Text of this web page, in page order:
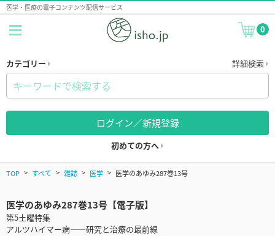
医学・医療の電子コンテンツ配信サービス
0
カテゴリー 詳細検索
ログイン／新規登録
初めての方へ
TOP すべて 雑誌 医学 医学のあゆみ287巻13号
医学のあゆみ287巻13号【電子版】
第5土曜特集
アルツハイマー病――研究と治療の最前線